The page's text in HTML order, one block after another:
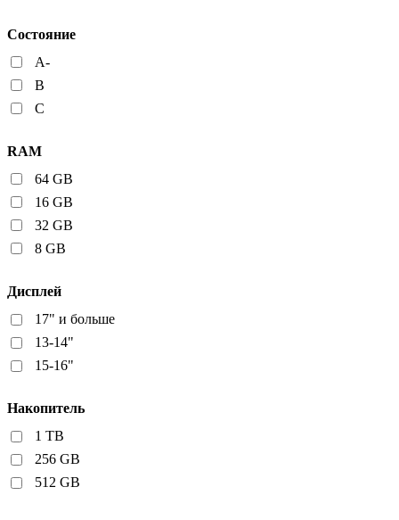
Состояние
A-
B
C
RAM
64 GB
16 GB
32 GB
8 GB
Дисплей
17" и больше
13-14"
15-16"
Накопитель
1 TB
256 GB
512 GB